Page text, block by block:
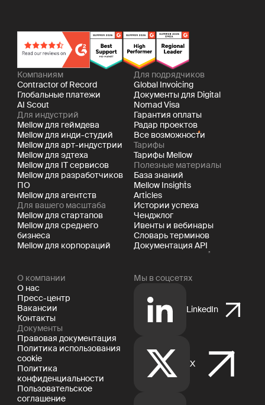
Компаниям
Contractor of Record
Глобальные платежи
AI Scout
Для индустрий
Mellow для геймдева
Mellow для инди-студий
Mellow для арт-индустрии
Mellow для эдтеха
Mellow для IT сервисов
Mellow для разработчиков
ПО
Mellow для агентств
Для вашего масштаба
Mellow для стартапов
Mellow для среднего
бизнеса
Mellow для корпораций
Для подрядчиков
Global Invoicing
Документы для Digital
Nomad Visa
Гарантия оплаты
Радар проектов
Все возможности
Тарифы
Тарифы Mellow
Полезные материалы
База знаний
Mellow Insights
Articles
Истории успеха
Ченджлог
Ивенты и вебинары
Словарь терминов
Документация API
О компании
О нас
Пресс-центр
Вакансии
Контакты
Документы
Правовая документация
Политика использования
cookie
Политика
конфиденциальности
Пользовательское
соглашение
Мы в соцсетях
LinkedIn
X